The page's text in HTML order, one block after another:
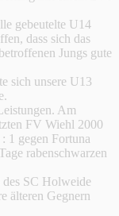
gebeutelte U14
dass sich das
Jungs gute
sich unsere U13
Am
FV Wiehl 2000
1 gegen Fortuna
rabenschwarzen
des SC Holweide
älteren Gegnern